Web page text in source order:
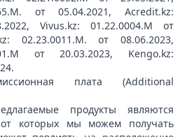
от 05.04.2021, Acredit.kz:
Vivus.kz: 01.22.0004.M от
02.23.0011.M. от 08.06.2023,
от 20.03.2023, Kengo.kz:
плата (Additional
продукты являются
которых мы можем получать